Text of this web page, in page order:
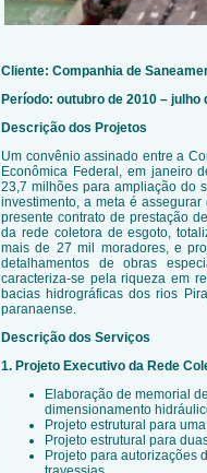
Cliente: Companhia de
Período: outubro de 2010 – julho
Descrição dos Projetos
Um convênio assinado entre a
Econômica Federal, em janeiro
23,7 milhões para ampliação do
investimento, a meta é
presente contrato de prestação
da rede coletora de esgoto,
mais de 27 mil moradores, e
detalhamentos de obras
caracteriza-se pela riqueza em
bacias hidrográficas dos rios
paranaense.
Descrição dos Serviços
1. Projeto Executivo da Rede
Elaboração de memorial
dimensionamento
Projeto estrutural para
Projeto estrutural para
Projeto para autorizações